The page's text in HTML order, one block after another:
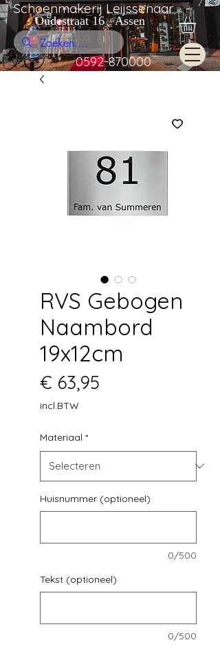
Schoenmakerij Leijssenaar
Oudestraat 16 Assen
0592-870000
RVS Gebogen
Naambord
19x12cm
€ 63,95
incl.BTW
Materiaal *
Huisnummer (optioneel)
0/500
Tekst (optioneel)
0/500